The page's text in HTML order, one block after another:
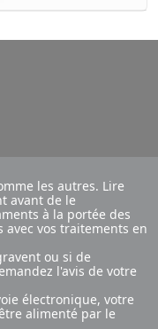
les autres. Lire
avant de le
à la portée des
vos traitements en
ou si de
l'avis de votre
électronique, votre
alimenté par le